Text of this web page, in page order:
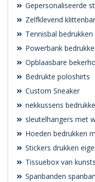
Gepersonaliseerde
Zelfklevend
Tennisbal
Powerbank
Opblaasbare
Bedrukte poloshirts
Custom Sneaker
nekkussens
sleutelhangers met
Hoeden bedrukken
Stickers drukken
Tissuebox van
Spanbanden